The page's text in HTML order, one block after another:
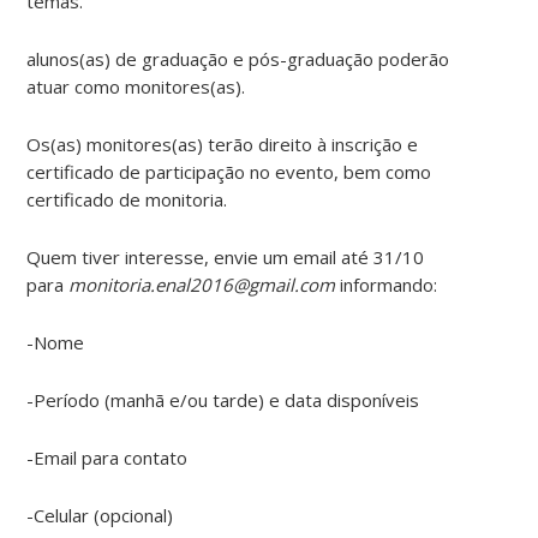
alunos(as) de graduação e pós-graduação poderão
atuar como monitores(as).
Os(as) monitores(as) terão direito à inscrição e
certificado de participação no evento, bem como
certificado de monitoria.
Quem tiver interesse, envie um email até 31/10
para monitoria.enal2016@gmail.com informando:
-Nome
-Período (manhã e/ou tarde) e data disponíveis
-Email para contato
-Celular (opcional)